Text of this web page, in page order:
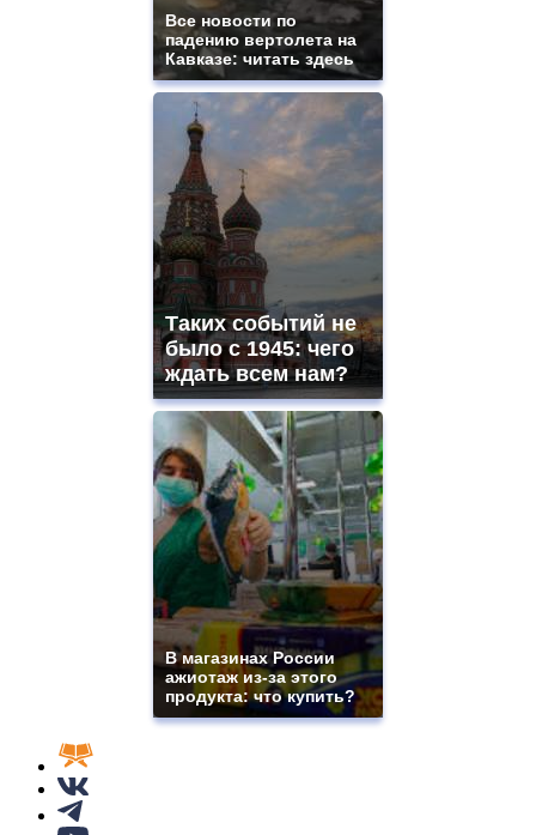
Все новости по
падению вертолета на
Кавказе: читать здесь
Таких событий не
было с 1945: чего
ждать всем нам?
В магазинах России
ажиотаж из-за этого
продукта: что купить?